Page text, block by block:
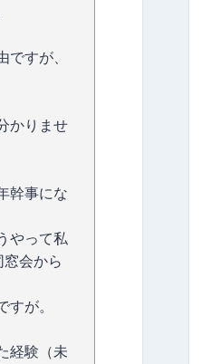
すが、
かりませ
幹事にな
やって私
会から
が。
経験（未